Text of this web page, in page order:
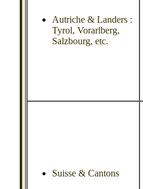
Autriche & Landers :
Tyrol, Vorarlberg,
Salzbourg, etc.
Suisse & Cantons